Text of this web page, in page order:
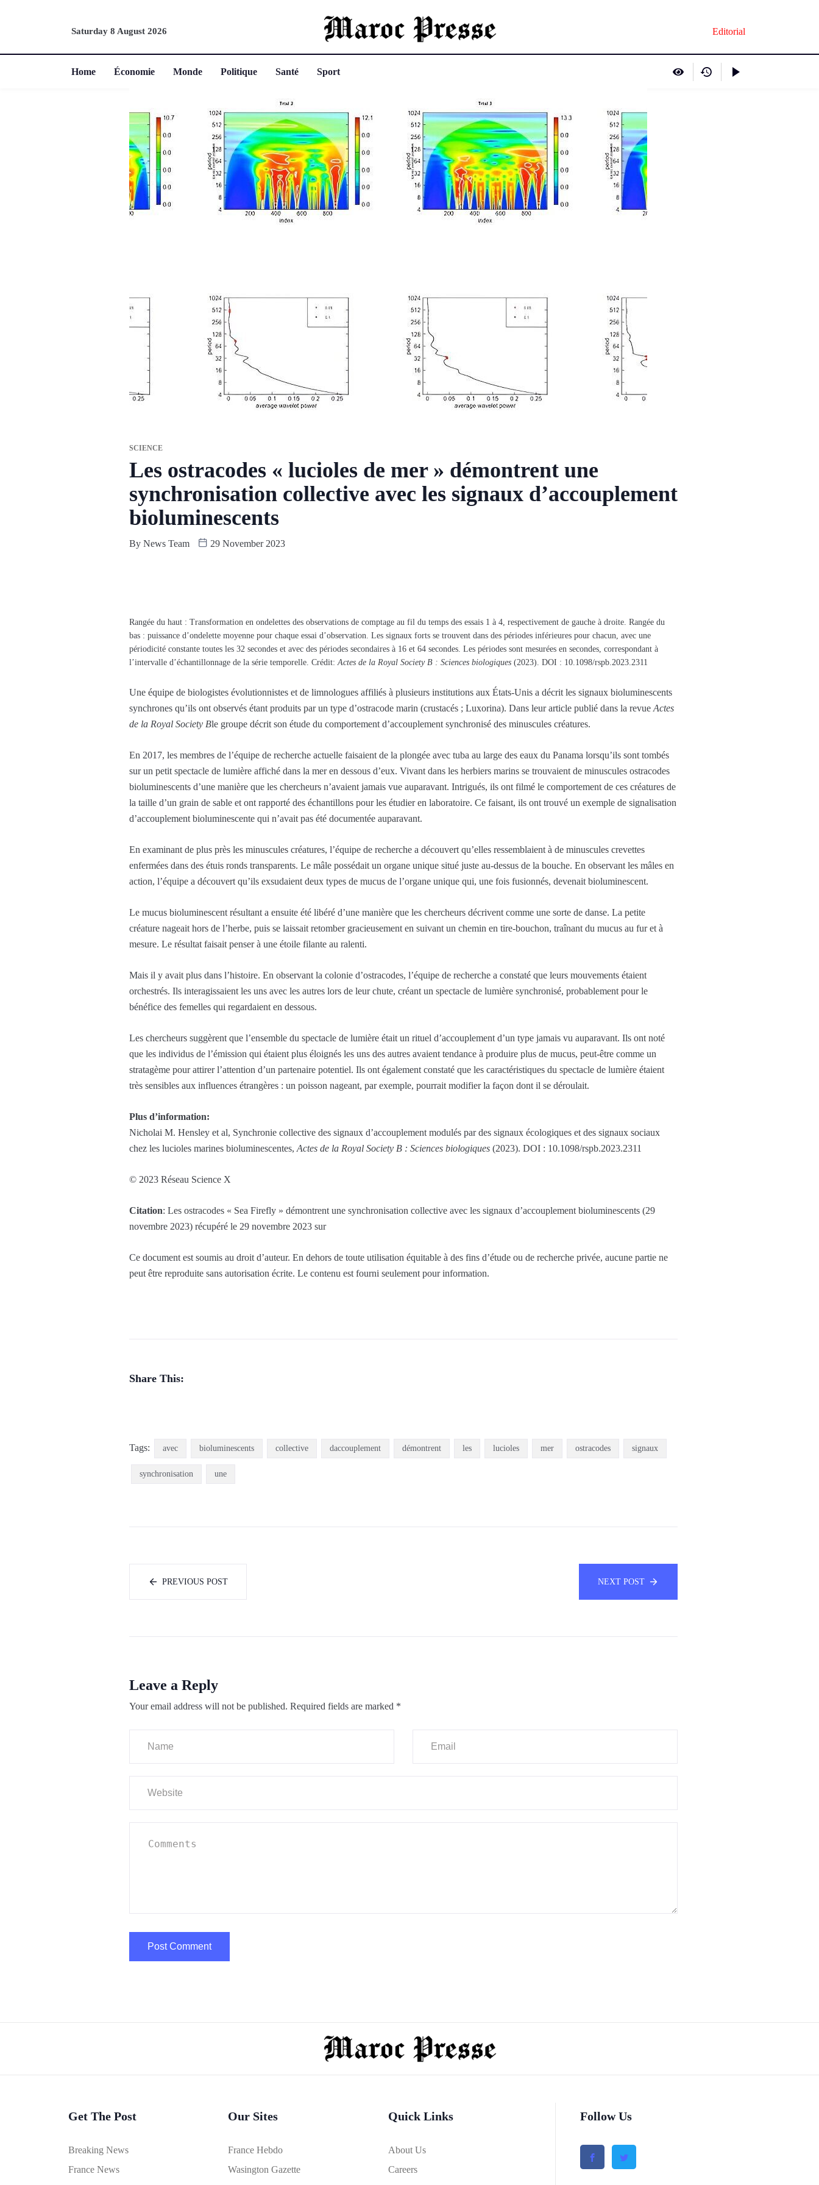
Saturday 8 August 2026 Editorial
Home Économie Monde Politique Santé Sport
SCIENCE
Les ostracodes « lucioles de mer » démontrent une
synchronisation collective avec les signaux d’accouplement
bioluminescents
By News Team 29 November 2023
Rangée du haut : Transformation en ondelettes des observations de comptage au fil du temps des essais 1 à 4, respectivement de gauche à droite. Rangée du
bas : puissance d’ondelette moyenne pour chaque essai d’observation. Les signaux forts se trouvent dans des périodes inférieures pour chacun, avec une
périodicité constante toutes les 32 secondes et avec des périodes secondaires à 16 et 64 secondes. Les périodes sont mesurées en secondes, correspondant à
l’intervalle d’échantillonnage de la série temporelle. Crédit:Actes de la Royal Society B : Sciences biologiques (2023). DOI : 10.1098/rspb.2023.2311
Une équipe de biologistes évolutionnistes et de limnologues affiliés à plusieurs institutions aux États-Unis a décrit les signaux bioluminescents
synchrones qu’ils ont observés étant produits par un type d’ostracode marin (crustacés ; Luxorina). Dans leur article publié dans la revue Actes
de la Royal Society Ble groupe décrit son étude du comportement d’accouplement synchronisé des minuscules créatures.
En 2017, les membres de l’équipe de recherche actuelle faisaient de la plongée avec tuba au large des eaux du Panama lorsqu’ils sont tombés
sur un petit spectacle de lumière affiché dans la mer en dessous d’eux. Vivant dans les herbiers marins se trouvaient de minuscules ostracodes
bioluminescents d’une manière que les chercheurs n’avaient jamais vue auparavant. Intrigués, ils ont filmé le comportement de ces créatures de
la taille d’un grain de sable et ont rapporté des échantillons pour les étudier en laboratoire. Ce faisant, ils ont trouvé un exemple de signalisation
d’accouplement bioluminescente qui n’avait pas été documentée auparavant.
En examinant de plus près les minuscules créatures, l’équipe de recherche a découvert qu’elles ressemblaient à de minuscules crevettes
enfermées dans des étuis ronds transparents. Le mâle possédait un organe unique situé juste au-dessus de la bouche. En observant les mâles en
action, l’équipe a découvert qu’ils exsudaient deux types de mucus de l’organe unique qui, une fois fusionnés, devenait bioluminescent.
Le mucus bioluminescent résultant a ensuite été libéré d’une manière que les chercheurs décrivent comme une sorte de danse. La petite
créature nageait hors de l’herbe, puis se laissait retomber gracieusement en suivant un chemin en tire-bouchon, traînant du mucus au fur et à
mesure. Le résultat faisait penser à une étoile filante au ralenti.
Mais il y avait plus dans l’histoire. En observant la colonie d’ostracodes, l’équipe de recherche a constaté que leurs mouvements étaient
orchestrés. Ils interagissaient les uns avec les autres lors de leur chute, créant un spectacle de lumière synchronisé, probablement pour le
bénéfice des femelles qui regardaient en dessous.
Les chercheurs suggèrent que l’ensemble du spectacle de lumière était un rituel d’accouplement d’un type jamais vu auparavant. Ils ont noté
que les individus de l’émission qui étaient plus éloignés les uns des autres avaient tendance à produire plus de mucus, peut-être comme un
stratagème pour attirer l’attention d’un partenaire potentiel. Ils ont également constaté que les caractéristiques du spectacle de lumière étaient
très sensibles aux influences étrangères : un poisson nageant, par exemple, pourrait modifier la façon dont il se déroulait.
Plus d’information:
Nicholai M. Hensley et al, Synchronie collective des signaux d’accouplement modulés par des signaux écologiques et des signaux sociaux
chez les lucioles marines bioluminescentes, Actes de la Royal Society B : Sciences biologiques (2023). DOI : 10.1098/rspb.2023.2311
© 2023 Réseau Science X
Citation: Les ostracodes « Sea Firefly » démontrent une synchronisation collective avec les signaux d’accouplement bioluminescents (29
novembre 2023) récupéré le 29 novembre 2023 sur
Ce document est soumis au droit d’auteur. En dehors de toute utilisation équitable à des fins d’étude ou de recherche privée, aucune partie ne
peut être reproduite sans autorisation écrite. Le contenu est fourni seulement pour information.
Share This:
Tags: avec bioluminescents collective daccouplement démontrent les lucioles mer ostracodes signaux
synchronisation une
PREVIOUS POST NEXT POST
Leave a Reply
Your email address will not be published. Required fields are marked *
Get The Post
Breaking News
France News
Our Sites
France Hebdo
Wasington Gazette
Quick Links
About Us
Careers
Follow Us